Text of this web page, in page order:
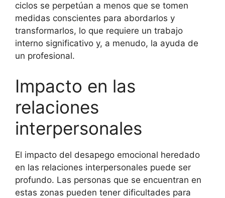
ciclos se perpetúan a menos que se tomen
medidas conscientes para abordarlos y
transformarlos, lo que requiere un trabajo
interno significativo y, a menudo, la ayuda de
un profesional.
Impacto en las
relaciones
interpersonales
El impacto del desapego emocional heredado
en las relaciones interpersonales puede ser
profundo. Las personas que se encuentran en
estas zonas pueden tener dificultades para